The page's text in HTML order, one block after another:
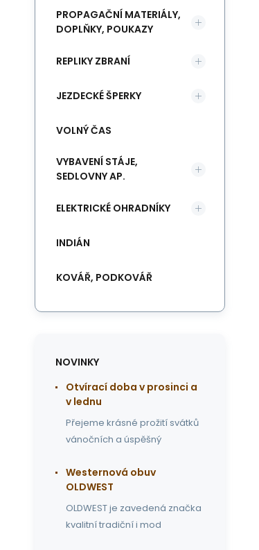
PROPAGAČNÍ MATERIÁLY,
DOPLŇKY, POUKAZY
REPLIKY ZBRANÍ
JEZDECKÉ ŠPERKY
VOLNÝ ČAS
VYBAVENÍ STÁJE,
SEDLOVNY AP.
ELEKTRICKÉ OHRADNÍKY
INDIÁN
KOVÁŘ, PODKOVÁŘ
NOVINKY
Otvírací doba v prosinci a
v lednu
Přejeme krásné prožití svátků
vánočních a úspěšný
Westernová obuv
OLDWEST
OLDWEST je zavedená značka
kvalitní tradiční i mod